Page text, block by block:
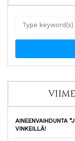
AINEENVAIHDUNTA
VINKEILLÄ!